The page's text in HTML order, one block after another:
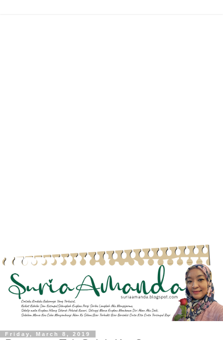
Friday, March 8, 2019